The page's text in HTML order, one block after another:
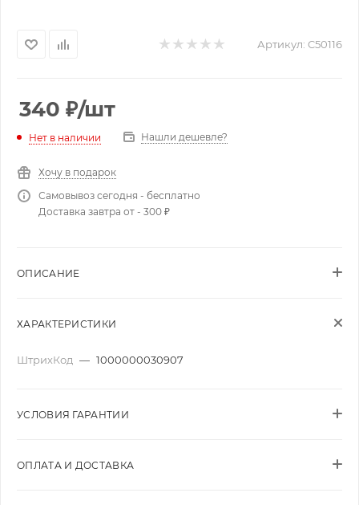
Артикул: C50116
340 ₽/шт
Нет в наличии Нашли дешевле?
Хочу в подарок
Самовывоз сегодня - бесплатно
Доставка завтра от - 300 ₽
ОПИСАНИЕ
ХАРАКТЕРИСТИКИ
ШтрихКод — 1000000030907
УСЛОВИЯ ГАРАНТИИ
ОПЛАТА И ДОСТАВКА